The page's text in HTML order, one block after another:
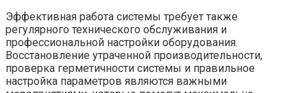
Эффективная работа системы требует также
регулярного технического обслуживания и
профессиональной настройки оборудования.
Восстановление утраченной производительности,
проверка герметичности системы и правильное
настройка параметров являются важными